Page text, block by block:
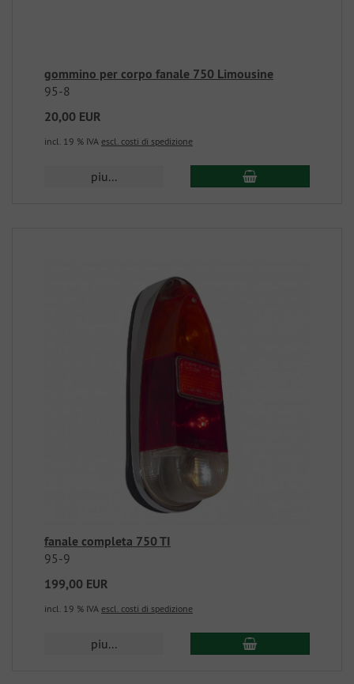
gommino per corpo fanale 750 Limousine
95-8
20,00 EUR
incl. 19 % IVA escl. costi di spedizione
piu...
fanale completa 750 TI
95-9
199,00 EUR
incl. 19 % IVA escl. costi di spedizione
piu...